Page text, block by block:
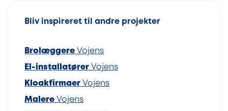
Bliv inspireret til andre projekter
Brolæggere Vojens
El-installatører Vojens
Kloakfirmaer Vojens
Malere Vojens